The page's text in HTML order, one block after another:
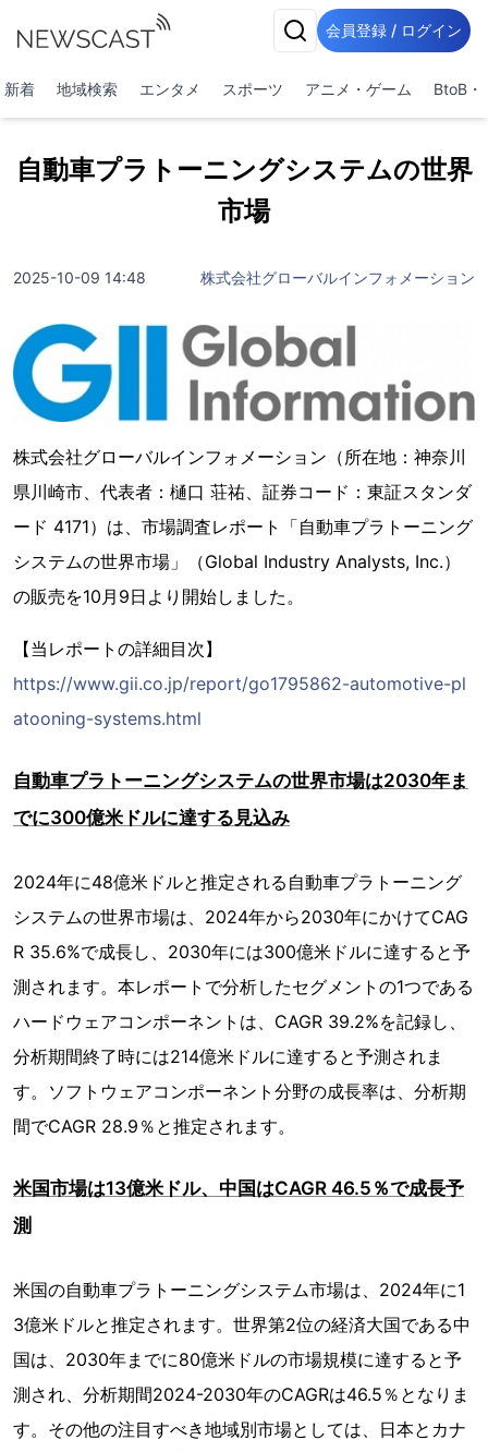
会員登録 / ログイン
新着 地域検索 エンタメ スポーツ アニメ・ゲーム BtoB・
自動車プラトーニングシステムの世界
市場
2025-10-09 14:48 株式会社グローバルインフォメーション
株式会社グローバルインフォメーション（所在地：神奈川
県川崎市、代表者：樋口 荘祐、証券コード：東証スタンダ
ード 4171）は、市場調査レポート「自動車プラトーニング
システムの世界市場」（Global Industry Analysts, Inc.）
の販売を10月9日より開始しました。
【当レポートの詳細目次】
https://www.gii.co.jp/report/go1795862-automotive-pl
atooning-systems.html
自動車プラトーニングシステムの世界市場は2030年ま
でに300億米ドルに達する見込み
2024年に48億米ドルと推定される自動車プラトーニング
システムの世界市場は、2024年から2030年にかけてCAG
R 35.6%で成長し、2030年には300億米ドルに達すると予
測されます。本レポートで分析したセグメントの1つである
ハードウェアコンポーネントは、CAGR 39.2%を記録し、
分析期間終了時には214億米ドルに達すると予測されま
す。ソフトウェアコンポーネント分野の成長率は、分析期
間でCAGR 28.9％と推定されます。
米国市場は13億米ドル、中国はCAGR 46.5％で成長予
測
米国の自動車プラトーニングシステム市場は、2024年に1
3億米ドルと推定されます。世界第2位の経済大国である中
国は、2030年までに80億米ドルの市場規模に達すると予
測され、分析期間2024-2030年のCAGRは46.5％となりま
す。その他の注目すべき地域別市場としては、日本とカナ